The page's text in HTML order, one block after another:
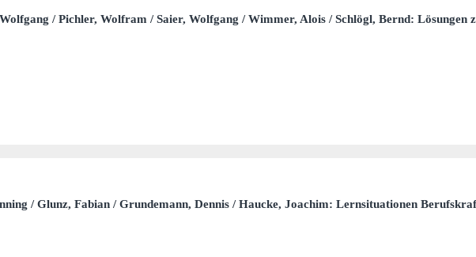
/ Pichler, Wolfram / Saier, Wolfgang / Wimmer, Alois / Schlögl, Bernd: Lösungen
/ Glunz, Fabian / Grundemann, Dennis / Haucke, Joachim: Lernsituationen